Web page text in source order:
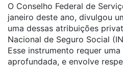
O Conselho Federal de
janeiro deste ano, divulgou
uma dessas atribuições
Nacional de Seguro Social
Esse instrumento requer
aprofundada, e envolve